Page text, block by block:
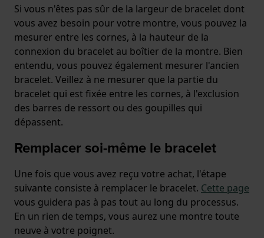
Si vous n'êtes pas sûr de la largeur de bracelet dont
vous avez besoin pour votre montre, vous pouvez la
mesurer entre les cornes, à la hauteur de la
connexion du bracelet au boîtier de la montre. Bien
entendu, vous pouvez également mesurer l'ancien
bracelet. Veillez à ne mesurer que la partie du
bracelet qui est fixée entre les cornes, à l'exclusion
des barres de ressort ou des goupilles qui
dépassent.
Remplacer soi-même le bracelet
Une fois que vous avez reçu votre achat, l'étape
suivante consiste à remplacer le bracelet. Cette page
vous guidera pas à pas tout au long du processus.
En un rien de temps, vous aurez une montre toute
neuve à votre poignet.